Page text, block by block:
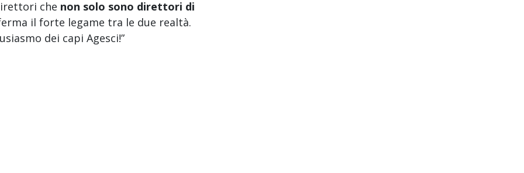
che non solo sono direttori di
il forte legame tra le due realtà.
dei capi Agesci!”